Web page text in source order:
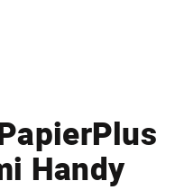
Handy